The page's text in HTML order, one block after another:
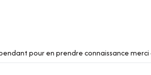
pour en prendre connaissance merci